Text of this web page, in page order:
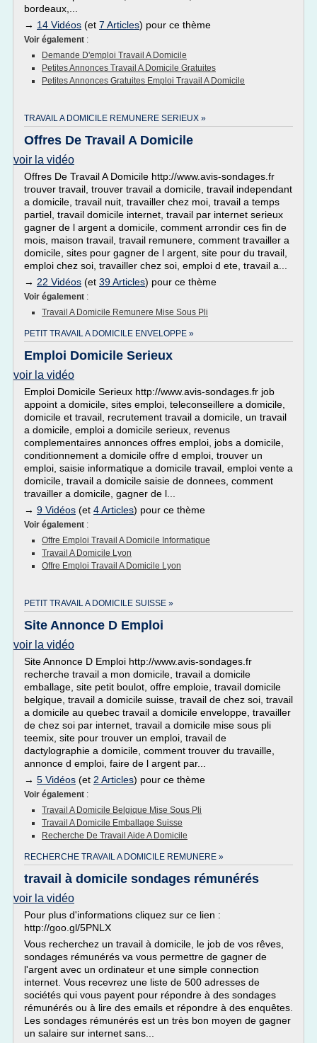
bordeaux,...
→ 14 Vidéos (et 7 Articles) pour ce thème
Voir également :
Demande D'emploi Travail A Domicile
Petites Annonces Travail A Domicile Gratuites
Petites Annonces Gratuites Emploi Travail A Domicile
TRAVAIL A DOMICILE REMUNERE SERIEUX »
Offres De Travail A Domicile
voir la vidéo
Offres De Travail A Domicile http://www.avis-sondages.fr
trouver travail, trouver travail a domicile, travail independant
a domicile, travail nuit, travailler chez moi, travail a temps
partiel, travail domicile internet, travail par internet serieux
gagner de l argent a domicile, comment arrondir ces fin de
mois, maison travail, travail remunere, comment travailler a
domicile, sites pour gagner de l argent, site pour du travail,
emploi chez soi, travailler chez soi, emploi d ete, travail a...
→ 22 Vidéos (et 39 Articles) pour ce thème
Voir également :
Travail A Domicile Remunere Mise Sous Pli
PETIT TRAVAIL A DOMICILE ENVELOPPE »
Emploi Domicile Serieux
voir la vidéo
Emploi Domicile Serieux http://www.avis-sondages.fr job
appoint a domicile, sites emploi, teleconseillere a domicile,
domicile et travail, recrutement travail a domicile, un travail
a domicile, emploi a domicile serieux, revenus
complementaires annonces offres emploi, jobs a domicile,
conditionnement a domicile offre d emploi, trouver un
emploi, saisie informatique a domicile travail, emploi vente a
domicile, travail a domicile saisie de donnees, comment
travailler a domicile, gagner de l...
→ 9 Vidéos (et 4 Articles) pour ce thème
Voir également :
Offre Emploi Travail A Domicile Informatique
Travail A Domicile Lyon
Offre Emploi Travail A Domicile Lyon
PETIT TRAVAIL A DOMICILE SUISSE »
Site Annonce D Emploi
voir la vidéo
Site Annonce D Emploi http://www.avis-sondages.fr
recherche travail a mon domicile, travail a domicile
emballage, site petit boulot, offre emploie, travail domicile
belgique, travail a domicile suisse, travail de chez soi, travail
a domicile au quebec travail a domicile enveloppe, travailler
de chez soi par internet, travail a domicile mise sous pli
teemix, site pour trouver un emploi, travail de
dactylographie a domicile, comment trouver du travaille,
annonce d emploi, faire de l argent par...
→ 5 Vidéos (et 2 Articles) pour ce thème
Voir également :
Travail A Domicile Belgique Mise Sous Pli
Travail A Domicile Emballage Suisse
Recherche De Travail Aide A Domicile
RECHERCHE TRAVAIL A DOMICILE REMUNERE »
travail à domicile sondages rémunérés
voir la vidéo
Pour plus d'informations cliquez sur ce lien :
http://goo.gl/5PNLX
Vous recherchez un travail à domicile, le job de vos rêves,
sondages rémunérés va vous permettre de gagner de
l'argent avec un ordinateur et une simple connection
internet. Vous recevrez une liste de 500 adresses de
sociétés qui vous payent pour répondre à des sondages
rémunérés ou à lire des emails et répondre à des enquêtes.
Les sondages rémunérés est un très bon moyen de gagner
un salaire sur internet sans...